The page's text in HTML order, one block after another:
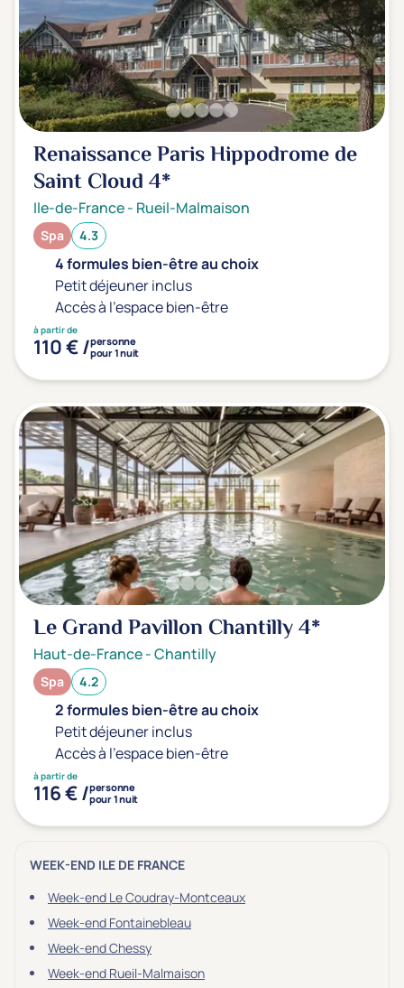
Renaissance Paris Hippodrome de
Saint Cloud4*
Ile-de-France- Rueil-Malmaison
Spa 4.3
4 formules bien-être au choix
Petit déjeuner inclus
Accès à l'espace bien-être
à partir de
110 € /personne
pour 1 nuit
Le Grand Pavillon Chantilly4*
Haut-de-France-Chantilly
Spa 4.2
2 formules bien-être au choix
Petit déjeuner inclus
Accès à l'espace bien-être
à partir de
116 € /personne
pour 1 nuit
WEEK-END ILE DE FRANCE
Week-end Le Coudray-Montceaux
Week-end Fontainebleau
Week-end Chessy
Week-end Rueil-Malmaison